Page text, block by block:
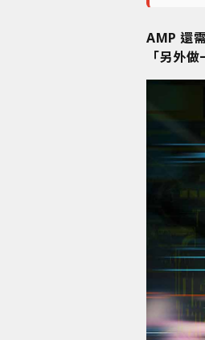
AMP 還
「另外